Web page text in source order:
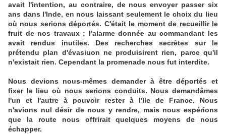
avait l'intention, au contraire, de nous envoyer passer six
ans dans l'Inde, en nous laissant seulement le choix du lieu
où nous serions déportés. C'était le moment de recueillir le
fruit de nos travaux ; l'alarme donnée au commandant les
avait rendus inutiles. Des recherches secrètes sur le
prétendu plan d'évasiuon ne produisirent rien, parce qu'il
n'existait rien. Cependant la promenade nous fut interdite.
Nous devions nous-mêmes demander à être déportés et
fixer le lieu où nous serions conduits. Nous demandâmes
l'un et l'autre à pouvoir rester à l'Ile de France. Nous
n'avions nul désir de nous y rendre, mais nous espérions
que la route nous offrirait quelques moyens de nous
échapper.